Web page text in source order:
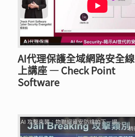
AI代理保護全域網路安全線
上講座 — Check Point
Software